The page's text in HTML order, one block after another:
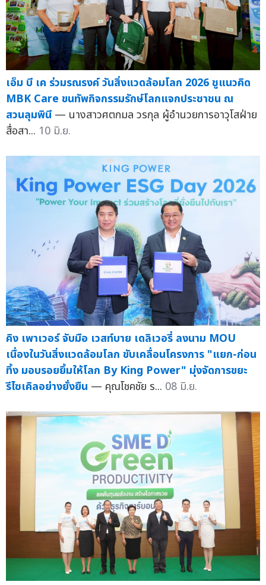
เอ็ม บี เค ร่วมรณรงค์ วันสิ่งแวดล้อมโลก 2026 ชูแนวคิด
MBK Care ขนทัพกิจกรรมรักษ์โลกแจกประชาชน ณ
สวนลุมพินี — นางสาวศตกมล วรกุล ผู้อำนวยการอาวุโสฝ่าย
สื่อสา... 10 มิ.ย.
คิง เพาเวอร์ จับมือ เวสท์บาย เดลิเวอรี่ ลงนาม MOU
เนื่องในวันสิ่งแวดล้อมโลก ขับเคลื่อนโครงการ "แยก-ก่อน
ทิ้ง มอบรอยยิ้มให้โลก By King Power" มุ่งจัดการขยะ
รีไซเคิลอย่างยั่งยืน — คุณโชคชัย ร... 08 มิ.ย.